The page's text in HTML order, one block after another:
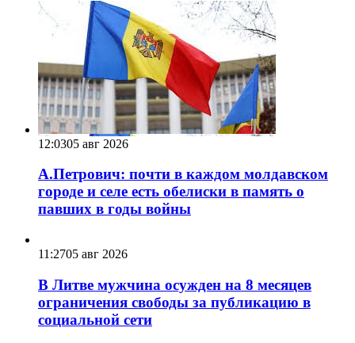
12:0305 авг 2026
А.Петрович: почти в каждом молдавском
городе и селе есть обелиски в память о
павших в годы войны
11:2705 авг 2026
В Литве мужчина осужден на 8 месяцев
ограничения свободы за публикацию в
социальной сети